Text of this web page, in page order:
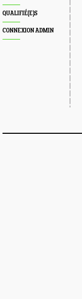
QUALIFIÉ(E)S
CONNEXION ADMIN